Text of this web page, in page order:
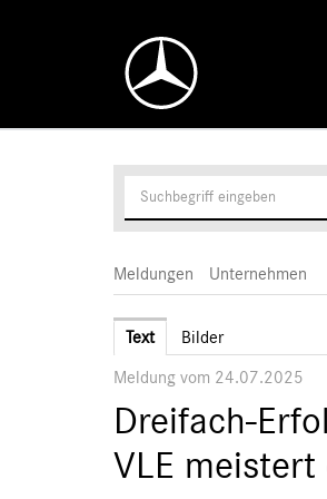
Meldungen Unternehmen
Text Bilder
Meldung vom 24.07.2025
Dreifach-
VLE